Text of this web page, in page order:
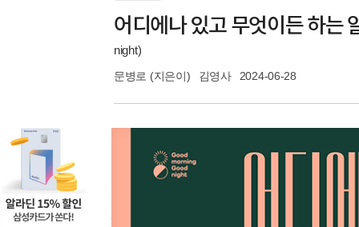
어디에나 있고 무엇이든 하는
night)
문병로 (지은이) 김영사 2024-06-28